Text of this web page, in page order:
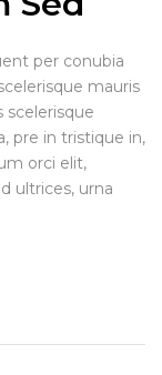
per conubia
mauris
scelerisque
pre in tristique in,
orci elit,
ultrices, urna